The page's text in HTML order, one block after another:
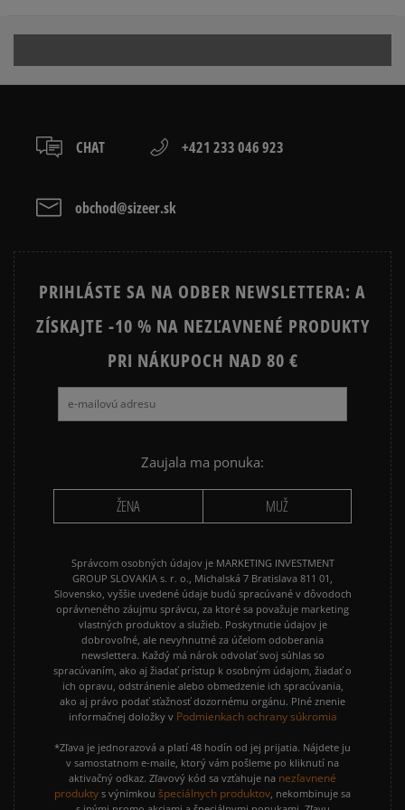
slovenská pošta - na adresu,
osobné prevzatie v predajni.
kartou,
CHAT +421 233 046 923
obchod@sizeer.sk
PRIHLÁSTE SA NA ODBER NEWSLETTERA: A
ZÍSKAJTE -10 % NA NEZĽAVNENÉ PRODUKTY
PRI NÁKUPOCH NAD 80 €
Zaujala ma ponuka:
ŽENA MUŽ
Správcom osobných údajov je MARKETING INVESTMENT
GROUP SLOVAKIA s. r. o., Michalská 7 Bratislava 811 01,
Slovensko, vyššie uvedené údaje budú spracúvané v dôvodoch
oprávneného záujmu správcu, za ktoré sa považuje marketing
vlastných produktov a služieb. Poskytnutie údajov je
dobrovoľné, ale nevyhnutné za účelom odoberania
newslettera. Každý má nárok odvolať svoj súhlas so
spracúvaním, ako aj žiadať prístup k osobným údajom, žiadať o
ich opravu, odstránenie alebo obmedzenie ich spracúvania,
ako aj právo podať sťažnosť dozornému orgánu. Plné znenie
informačnej doložky v Podmienkach ochrany súkromia
*Zľava je jednorazová a platí 48 hodín od jej prijatia. Nájdete ju
v samostatnom e-maile, ktorý vám pošleme po kliknutí na
aktivačný odkaz. Zľavový kód sa vzťahuje na nezľavnené
produkty s výnimkou špeciálnych produktov, nekombinuje sa